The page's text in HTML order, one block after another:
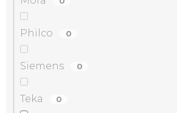
Philco 0
Siemens 0
Teka 0